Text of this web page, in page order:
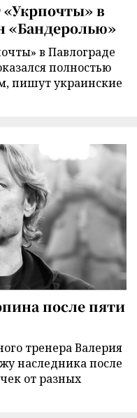
в
«Бандеролью»
в Павлограде
полностью
пишут украинские
после пяти
тренера Валерия
наследника после
от разных